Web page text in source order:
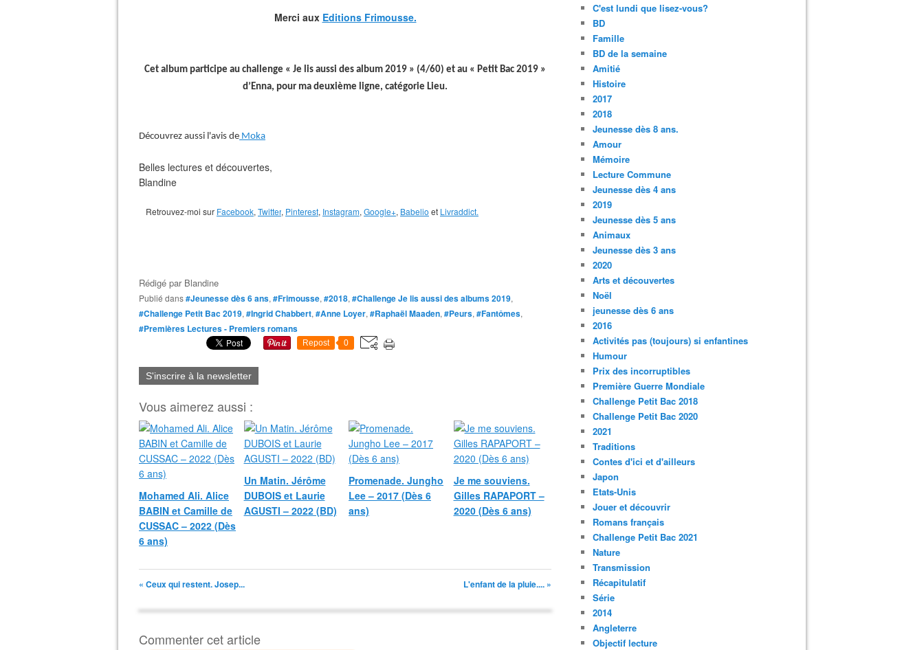
Merci aux Editions Frimousse.
Cet album participe au challenge « Je lis aussi des album 2019 » (4/60) et au « Petit Bac 2019 »
d’Enna, pour ma deuxième ligne, catégorie Lieu.
Découvrez aussi l'avis de Moka
Belles lectures et découvertes,
Blandine
Retrouvez-moi sur Facebook, Twitter, Pinterest, Instagram, Google+, Babelio et Livraddict.
Rédigé par Blandine
Publié dans#Jeunesse dès 6 ans, #Frimousse, #2018, #Challenge Je lis aussi des albums 2019,
#Challenge Petit Bac 2019, #Ingrid Chabbert, #Anne Loyer, #Raphaël Maaden, #Peurs, #Fantômes,
#Premières Lectures - Premiers romans
Repost 0
S'inscrire à la newsletter
Vous aimerez aussi :
Mohamed Ali. Alice
BABIN et Camille de
CUSSAC – 2022 (Dès
6 ans)
Un Matin. Jérôme
DUBOIS et Laurie
AGUSTI – 2022 (BD)
Promenade. Jungho
Lee – 2017 (Dès 6
ans)
Je me souviens.
Gilles RAPAPORT –
2020 (Dès 6 ans)
« Ceux qui restent. Josep... L'enfant de la pluie.... »
Commenter cet article
C'est lundi que lisez-vous?
BD
Famille
BD de la semaine
Amitié
Histoire
2017
2018
Jeunesse dès 8 ans.
Amour
Mémoire
Lecture Commune
Jeunesse dès 4 ans
2019
Jeunesse dès 5 ans
Animaux
Jeunesse dès 3 ans
2020
Arts et découvertes
Noël
jeunesse dès 6 ans
2016
Activités pas (toujours) si enfantines
Humour
Prix des incorruptibles
Première Guerre Mondiale
Challenge Petit Bac 2018
Challenge Petit Bac 2020
2021
Traditions
Contes d'ici et d'ailleurs
Japon
Etats-Unis
Jouer et découvrir
Romans français
Challenge Petit Bac 2021
Nature
Transmission
Récapitulatif
Série
2014
Angleterre
Objectif lecture